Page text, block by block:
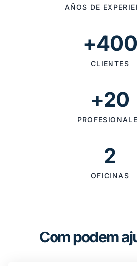
AÑOS DE
+400
CLIENTES
+20
2
OFICINAS
Com podem